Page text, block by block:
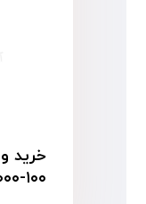
خرید
۱۰۰-۱۰۰۰ میکرولیتر Brand